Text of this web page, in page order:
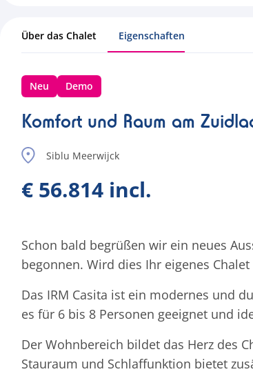
Über das Chalet Eigenschaften
Neu Demo
Komfort und Raum am
Siblu Meerwijck
€ 56.814 incl.
Schon bald begrüßen wir ein neues
begonnen. Wird dies Ihr eigenes
Das IRM Casita ist ein modernes und
es für 6 bis 8 Personen geeignet und
Der Wohnbereich bildet das Herz des
Stauraum und Schlaffunktion bietet